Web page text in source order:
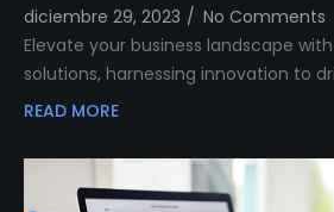
diciembre 29, 2023 / No Comments
Elevate your business landscape
solutions, harnessing innovation to
READ MORE